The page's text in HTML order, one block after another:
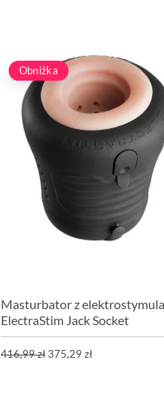
Obniżka
Masturbator z
ElectraStim Jack Socket
416,99 zł 375,29 zł